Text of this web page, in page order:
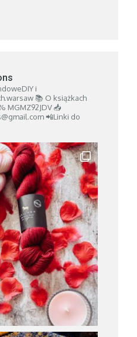
i
📚 O książkach
MGMZ92JDV📥
📲Linki do